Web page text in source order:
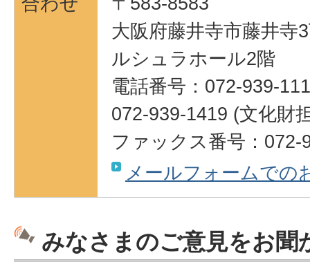
大阪府藤井寺市藤井寺
ルシュラホール2階
電話番号：072-939-
072-939-1419 (文化財
ファックス番号：072-
メールフォームでの
みなさまのご意見をお聞